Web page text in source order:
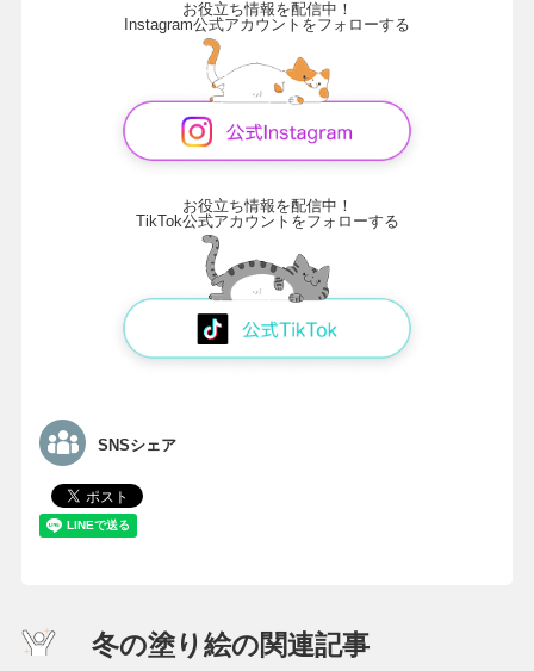
お役立ち情報を配信中！
Instagram公式アカウントをフォローする
お役立ち情報を配信中！
TikTok公式アカウントをフォローする
SNSシェア
冬の塗り絵の関連記事